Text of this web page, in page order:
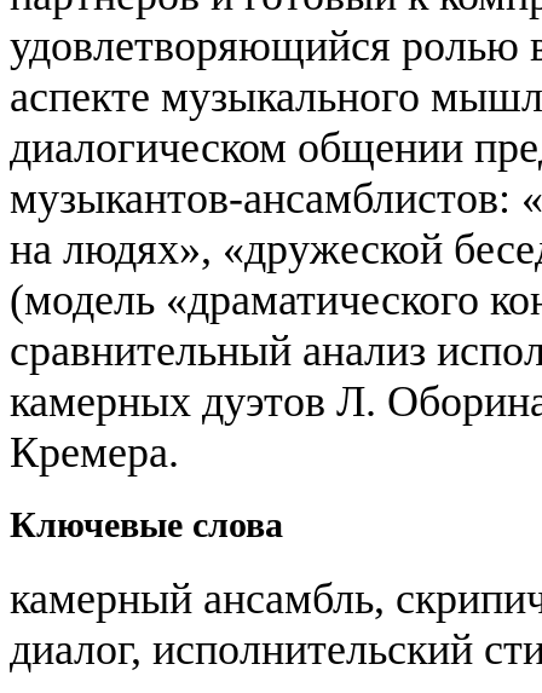
удовлетворяющийся ролью
аспекте музыкального
диалогическом общении
музыкантов-ансамблистов:
на людях», «дружеской
(модель «драматического
сравнительный анализ
камерных дуэтов Л.
Кремера.
Ключевые слова
камерный ансамбль,
диалог, исполнительский